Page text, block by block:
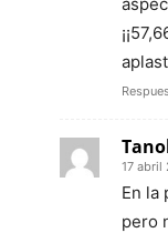
17 abril
En la
pero